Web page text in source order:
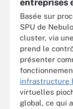
entreprises
Basée sur
SPU de
cluster, via
prend le
présenter
infrastructure
virtuelles
global, ce qui